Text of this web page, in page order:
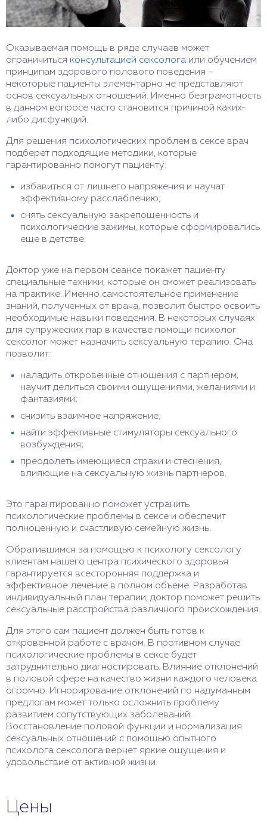
Оказываемая помощь в ряде случаев может
ограничиться консультацией сексологаили обучением
принципам здорового полового поведения –
некоторые пациенты элементарно не представляют
основ сексуальных отношений. Именно безграмотность
в данном вопросе часто становится причиной каких-
либо дисфункций.
Для решения психологических проблем в сексе врач
подберет подходящие методики, которые
гарантированно помогут пациенту:
избавиться от лишнего напряжения и научат
эффективному расслаблению;
снять сексуальную закрепощенность и
психологические зажимы, которые сформировались
еще в детстве.
Доктор уже на первом сеансе покажет пациенту
специальные техники, которые он сможет реализовать
на практике. Именно самостоятельное применение
знаний, полученных от врача, позволит быстро освоить
необходимые навыки поведения. В некоторых случаях
для супружеских пар в качестве помощи психолог
сексолог может назначить сексуальную терапию. Она
позволит:
наладить откровенные отношения с партнером,
научит делиться своими ощущениями, желаниями и
фантазиями;
снизить взаимное напряжение;
найти эффективные стимуляторы сексуального
возбуждения;
преодолеть имеющиеся страхи и стеснения,
влияющие на сексуальную жизнь партнеров.
Это гарантированно поможет устранить
психологические проблемы в сексе и обеспечит
полноценную и счастливую семейную жизнь.
Обратившимся за помощью к психологу сексологу
клиентам нашего центра психического здоровья
гарантируется всесторонняя поддержка и
эффективное лечение в полном объеме. Разработав
индивидуальный план терапии, доктор поможет решить
сексуальные расстройства различного происхождения.
Для этого сам пациент должен быть готов к
откровенной работе с врачом. В противном случае
психологические проблемы в сексе будет
затруднительно диагностировать. Влияние отклонений
в половой сфере на качество жизни каждого человека
огромно. Игнорирование отклонений по надуманным
предлогам может только осложнить проблему
развитием сопутствующих заболеваний.
Восстановление половой функции и нормализация
сексуальных отношений с помощью опытного
психолога сексолога вернет яркие ощущения и
удовольствие от активной жизни.
Цены